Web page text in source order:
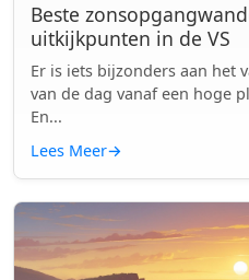
Beste
uitkijkpunten in de VS
Er is iets bijzonders aan het
van de dag vanaf een hoge
En...
Lees Meer→